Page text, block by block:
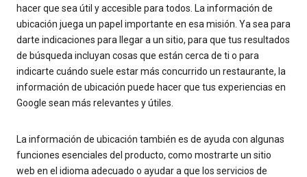
hacer que sea útil y accesible para todos. La información de
ubicación juega un papel importante en esa misión. Ya sea para
darte indicaciones para llegar a un sitio, para que tus resultados
de búsqueda incluyan cosas que están cerca de ti o para
indicarte cuándo suele estar más concurrido un restaurante, la
información de ubicación puede hacer que tus experiencias en
Google sean más relevantes y útiles.
La información de ubicación también es de ayuda con algunas
funciones esenciales del producto, como mostrarte un sitio
web en el idioma adecuado o ayudar a que los servicios de